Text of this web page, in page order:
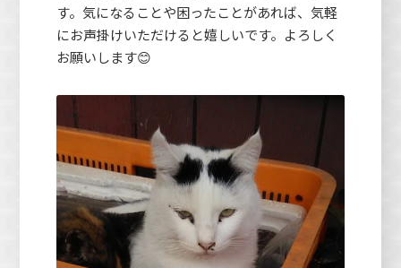
す。気になることや困ったことがあれば、気軽
にお声掛けいただけると嬉しいです。よろしく
お願いします😊